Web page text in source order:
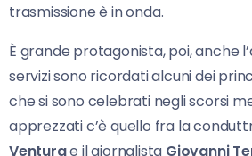
trasmissione è in onda.
È grande protagonista, poi, anche
servizi sono ricordati alcuni dei
che si sono celebrati negli scorsi
apprezzati c’è quello fra la
Venturae il giornalista Giovanni